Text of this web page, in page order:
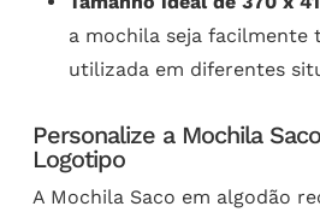
a mochila seja facilmente
utilizada em diferentes
Personalize a Mochila
Logotipo
A Mochila Saco em algodão